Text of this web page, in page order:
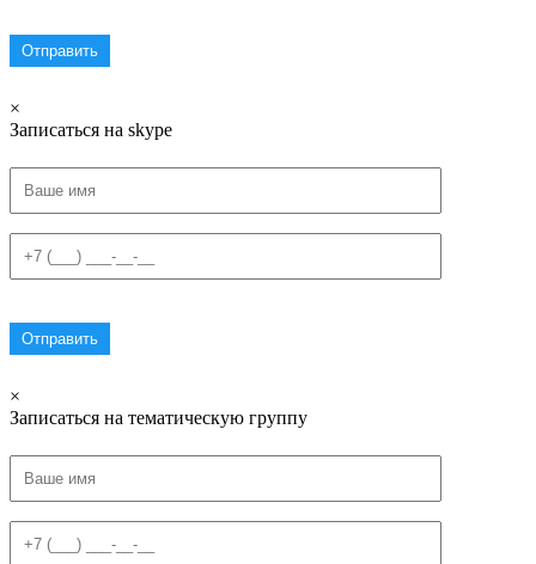
×
Записаться на skype
×
Записаться на тематическую группу